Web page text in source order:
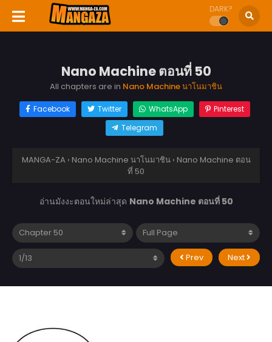
DARK?
Nano Machine ตอนที่ 50
All chapters are in Nano Machine นาโนมาชิน
Facebook Twitter WhatsApp
Pinterest
Telegram
MANGA-ZA › Nano Machine นาโนมาชิน › Nano Machine ตอน
ที่ 50
อ่านมังงะตอนใหม่ล่าสุด Nano Machine ตอนที่ 50
Prev Next